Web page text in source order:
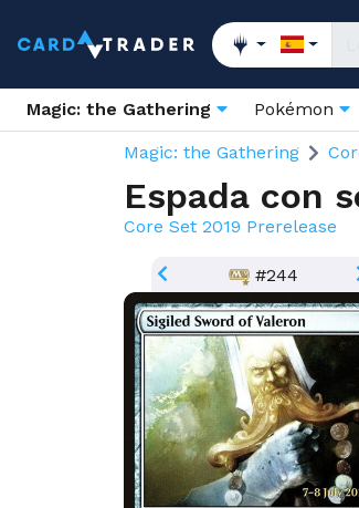
Magic: the Gathering Pokémon
Magic: the Gathering
Espada con
Core Set 2019 Prerelease
#244